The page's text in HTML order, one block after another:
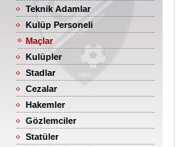
Teknik Adamlar
Kulüp Personeli
Maçlar
Kulüpler
Stadlar
Cezalar
Hakemler
Gözlemciler
Statüler